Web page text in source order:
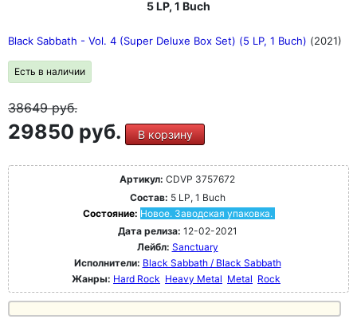
5 LP, 1 Buch
Black Sabbath - Vol. 4 (Super Deluxe Box Set) (5 LP, 1 Buch) (2021)
Есть в наличии
38649руб.
29850 руб. В корзину
Артикул: CDVP 3757672
Состав: 5 LP, 1 Buch
Состояние: Новое. Заводская упаковка.
Дата релиза: 12-02-2021
Лейбл: Sanctuary
Исполнители: Black Sabbath / Black Sabbath
Жанры: Hard Rock Heavy Metal Metal Rock